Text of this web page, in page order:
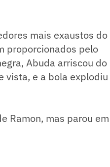
mais exaustos do
proporcionados pelo
Abuda arriscou do
vista, e a bola explodiu
Ramon, mas parou em